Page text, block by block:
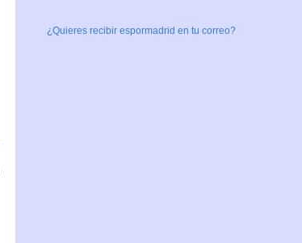
¿Quieres recibir espormadrid en tu correo?